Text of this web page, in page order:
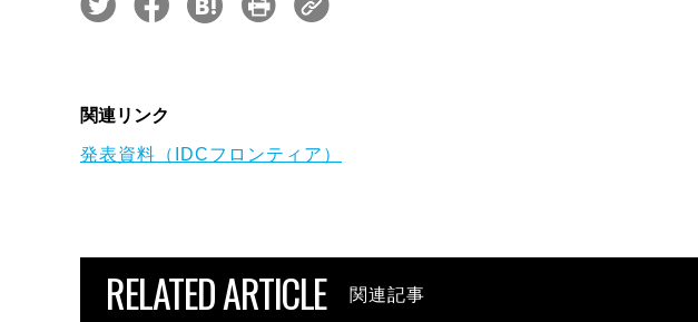
関連リンク
発表資料（IDCフロンティア）
RELATED ARTICLE 関連記事